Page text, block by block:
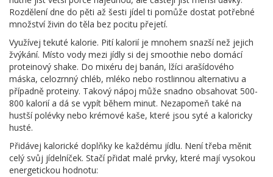
Rozdělení dne do pěti až šesti jídel ti pomůže dostat potřebné
množství živin do těla bez pocitu přejetí.
Využívej tekuté kalorie. Pití kalorií je mnohem snazší než jejich
žvýkání. Místo vody mezi jídly si dej smoothie nebo domácí
proteinový shake. Do mixéru dej banán, lžíci arašídového
máska, celozrnný chléb, mléko nebo rostlinnou alternativu a
případně proteiny. Takový nápoj může snadno obsahovat 500-
800 kalorií a dá se vypít během minut. Nezapomeň také na
hustší polévky nebo krémové kaše, které jsou syté a kaloricky
husté.
Přidávej kalorické doplňky ke každému jídlu. Není třeba měnit
celý svůj jídelníček. Stačí přidat malé prvky, které mají vysokou
energetickou hodnotu: